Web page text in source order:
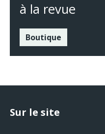
à la revue
Boutique
Sur le site